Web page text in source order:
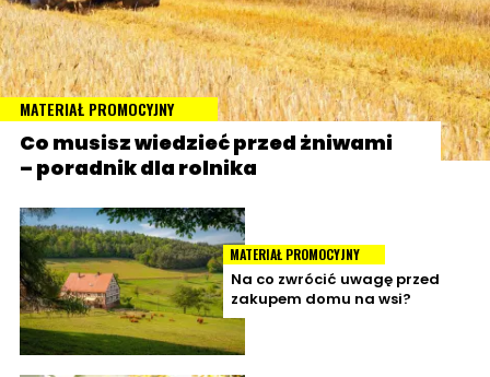
MATERIAŁ PROMOCYJNY
Co musisz wiedzieć przed żniwami
– poradnik dla rolnika
MATERIAŁ PROMOCYJNY
Na co zwrócić uwagę przed
zakupem domu na wsi?